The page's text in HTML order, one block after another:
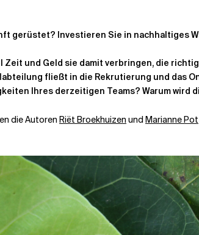
gerüstet? Investieren Sie in nachhaltiges
Zeit und Geld sie damit verbringen, die
fließt in die Rekrutierung und das
Ihres derzeitigen Teams? Warum wird
die Autoren Riët Broekhuizen und Marianne Pot